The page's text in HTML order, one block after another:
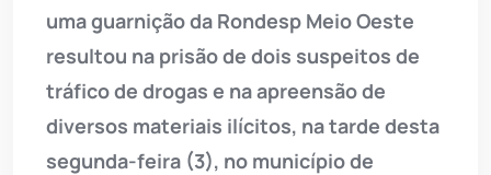
uma guarnição da Rondesp Meio Oeste
resultou na prisão de dois suspeitos de
tráfico de drogas e na apreensão de
diversos materiais ilícitos, na tarde desta
segunda-feira (3), no município de